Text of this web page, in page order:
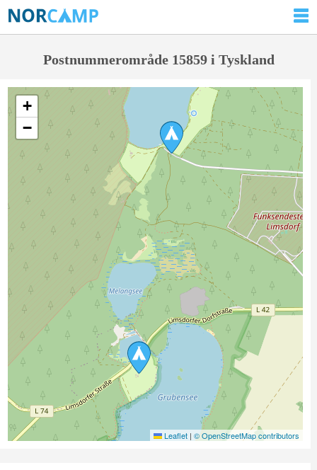
Postnummerområde 15859 i Tyskland
+
−
Leaflet | © OpenStreetMap contributors